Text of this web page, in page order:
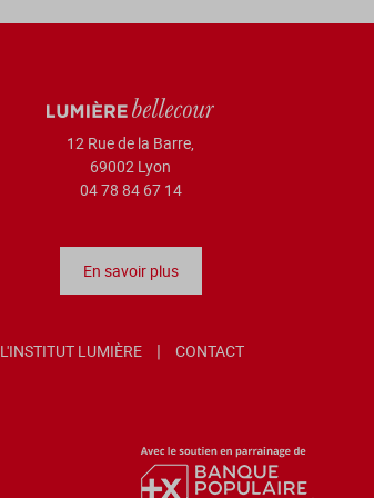
12 Rue de la Barre,
69002 Lyon
04 78 84 67 14
En savoir plus
L'INSTITUT LUMIÈRE CONTACT